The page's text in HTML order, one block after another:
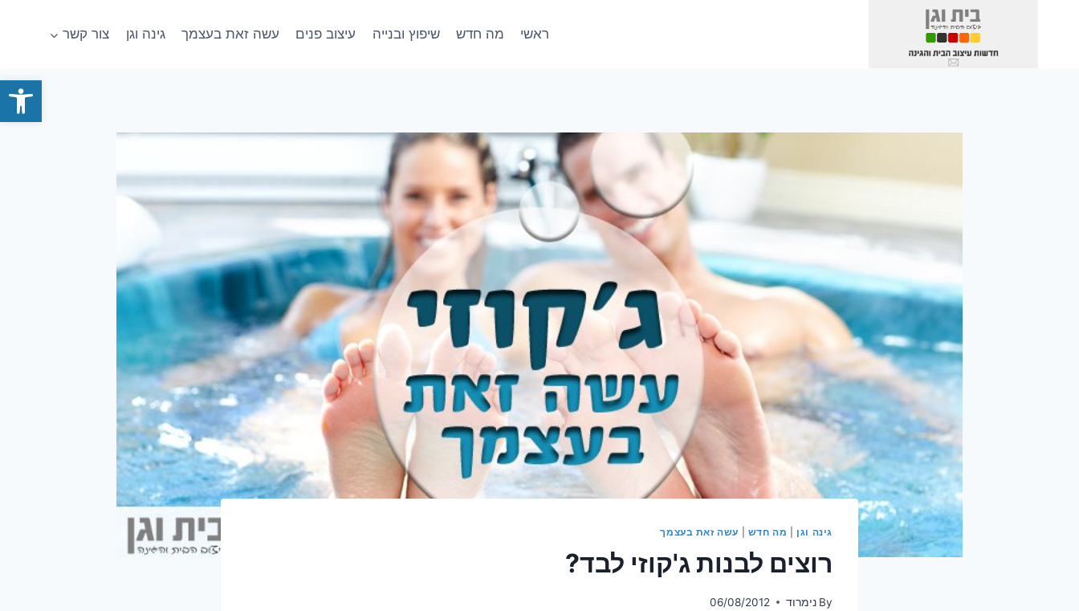
פתח
ראשי מה חדש שיפוץ ובנייה עיצוב פנים עשה זאת בעצמך גינה וגן צור קשר
גינה וגן מה חדש עשה זאת בעצמך
רוצים לבנות ג'קוזי לבד?
By נימרוד 06/08/2012